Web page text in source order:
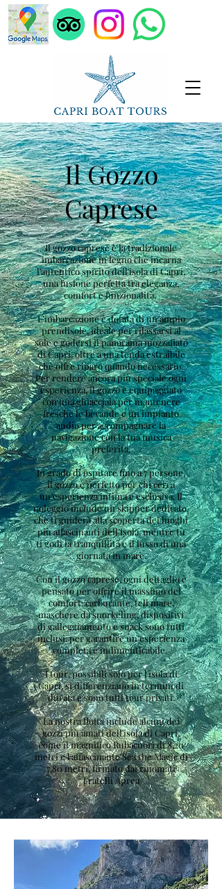
Il Gozzo
Caprese
Il gozzo caprese è la tradizionale
imbarcazione in legno che incarna
l'autentico spirito dell'isola di Capri,
una fusione perfetta tra eleganza,
comfort e funzionalità.
L’imbarcazione è dotata di un ampio
prendisole, ideale per rilassarsi al
sole e godersi il panorama mozzafiato
di Capri, oltre a una tenda estraibile
che offre riparo quando necessario.
Per rendere ancora più speciale ogni
esperienza, il gozzo è equipaggiato
con una ghiacciaia per mantenere
fresche le bevande e un impianto
audio per accompagnare la
navigazione con la tua musica
preferita.
In grado di ospitare fino a 7 persone,
il gozzo è perfetto per chi cerca
un’esperienza intima e esclusiva. Il
noleggio include un skipper dedicato,
che ti guiderà alla scoperta dei luoghi
più affascinanti dell’isola, mentre tu
ti godi la tranquillità e il lusso di una
giornata in mare.
Con il gozzo caprese, ogni dettaglio è
pensato per offrire il massimo del
comfort: carburante, teli mare,
maschere da snorkeling, dispositivi
di galleggiamento e snack sono tutti
inclusi, per garantire un’esperienza
completa e indimenticabile.
I tour, possibili solo per l'isola di
Capri, si differenziano in termini di
durata e sono tutti tour privati.
La nostra flotta include alcuni dei
gozzi più amati dell'isola di Capri,
come il magnifico Rubacuori di 8,20
metri e l'affascinante Sea the Magic di
7,80 metri, firmato dai rinomati
Fratelli Aprea